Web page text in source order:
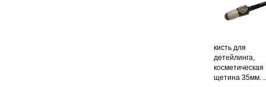
кисть для
детейлинга,
косметическая
щетина 35мм.